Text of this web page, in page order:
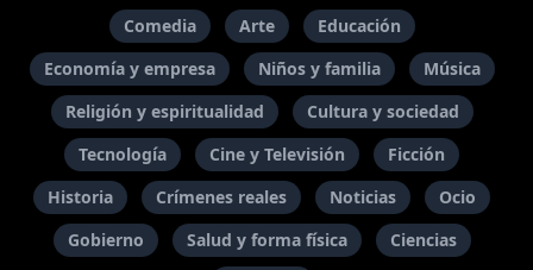
Comedia Arte
Educación
Economía y empresa
Niños y familia
Música
Religión y espiritualidad
Cultura y sociedad
Tecnología
Cine y Televisión
Ficción
Historia
Crímenes reales Noticias
Ocio
Gobierno
Salud y forma física Ciencias